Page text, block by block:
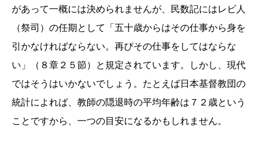
があって一概には決められませんが、民数記にはレビ人
（祭司）の任期として「五十歳からはその仕事から身を
引かなければならない。再びその仕事をしてはならな
い」（８章２５節）と規定されています。しかし、現代
ではそうはいかないでしょう。たとえば日本基督教団の
統計によれば、教師の隠退時の平均年齢は７２歳という
ことですから、一つの目安になるかもしれません。